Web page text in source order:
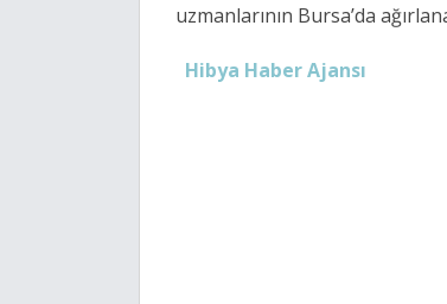
uzmanlarının Bursa’da
Hibya Haber Ajansı